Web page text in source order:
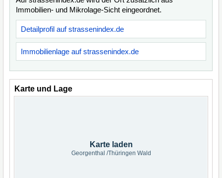
Immobilien- und Mikrolage-Sicht eingeordnet.
Detailprofil auf strassenindex.de
Immobilienlage auf strassenindex.de
Karte und Lage
Karte laden
Georgenthal /Thüringen Wald